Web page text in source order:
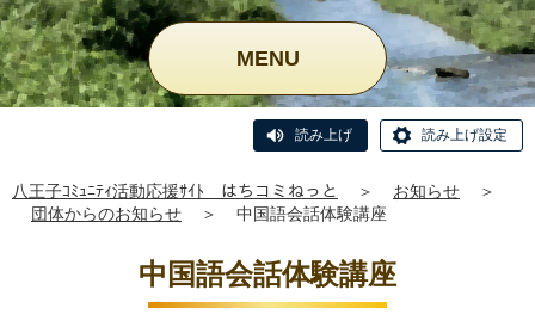
MENU
読み上げ 読み上げ設定
八王子ｺﾐｭﾆﾃｨ活動応援ｻｲﾄ はちコミねっと ＞ お知らせ
＞
団体からのお知らせ
＞ 中国語会話体験講座
中国語会話体験講座